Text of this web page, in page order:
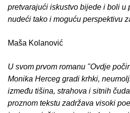
pretvarajući iskustvo bijede i boli u
nudeći tako i moguću perspektivu
Maša Kolanović
U svom prvom romanu "Ovdje
Monika Herceg gradi krhki,
između tišina, strahova i sitnih
proznom tekstu zadržava visoki